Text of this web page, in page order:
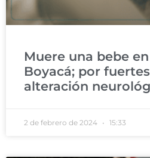
Muere una bebe
Boyacá; por
alteración
2 de febrero de 2024 15:33